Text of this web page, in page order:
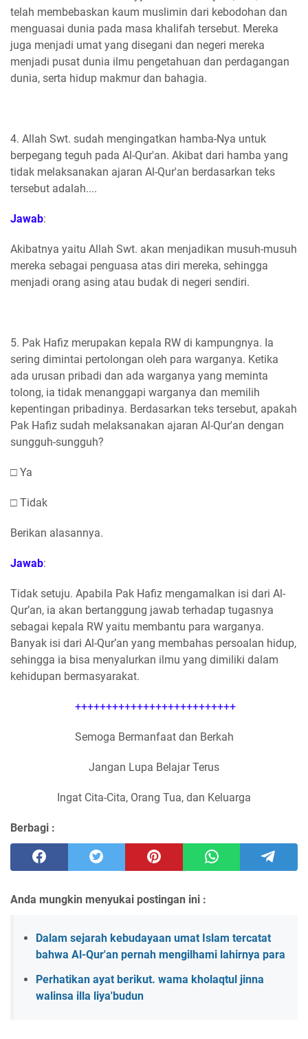
telah membebaskan kaum muslimin dari kebodohan dan
menguasai dunia pada masa khalifah tersebut. Mereka
juga menjadi umat yang disegani dan negeri mereka
menjadi pusat dunia ilmu pengetahuan dan perdagangan
dunia, serta hidup makmur dan bahagia.
4. Allah Swt. sudah mengingatkan hamba-Nya untuk
berpegang teguh pada Al-Qur'an. Akibat dari hamba yang
tidak melaksanakan ajaran Al-Qur'an berdasarkan teks
tersebut adalah....
Jawab:
Akibatnya yaitu Allah Swt. akan menjadikan musuh-musuh
mereka sebagai penguasa atas diri mereka, sehingga
menjadi orang asing atau budak di negeri sendiri.
5. Pak Hafiz merupakan kepala RW di kampungnya. Ia
sering dimintai pertolongan oleh para warganya. Ketika
ada urusan pribadi dan ada warganya yang meminta
tolong, ia tidak menanggapi warganya dan memilih
kepentingan pribadinya. Berdasarkan teks tersebut, apakah
Pak Hafiz sudah melaksanakan ajaran Al-Qur'an dengan
sungguh-sungguh?
□ Ya
□ Tidak
Berikan alasannya.
Jawab:
Tidak setuju. Apabila Pak Hafiz mengamalkan isi dari Al-
Qur’an, ia akan bertanggung jawab terhadap tugasnya
sebagai kepala RW yaitu membantu para warganya.
Banyak isi dari Al-Qur’an yang membahas persoalan hidup,
sehingga ia bisa menyalurkan ilmu yang dimiliki dalam
kehidupan bermasyarakat.
++++++++++++++++++++++++++
Semoga Bermanfaat dan Berkah
Jangan Lupa Belajar Terus
Ingat Cita-Cita, Orang Tua, dan Keluarga
Berbagi :
Anda mungkin menyukai postingan ini :
Dalam sejarah kebudayaan umat Islam tercatat
bahwa Al-Qur'an pernah mengilhami lahirnya para
Perhatikan ayat berikut. wama kholaqtul jinna
walinsa illa liya'budun